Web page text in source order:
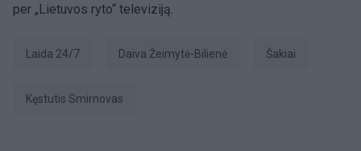
per „Lietuvos ryto“ televiziją.
Laida 24/7 Daiva Žeimytė-Bilienė Šakiai
Kęstutis Smirnovas